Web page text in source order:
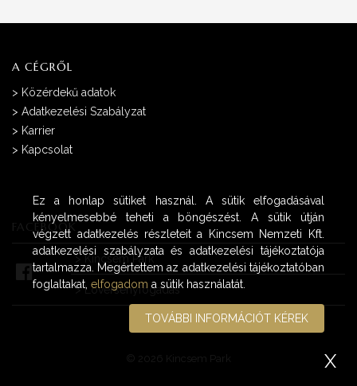
A CÉGRŐL
> Közérdekű adatok
> Adatkezelési Szabályzat
> Karrier
> Kapcsolat
FACEBOOK
>Kincsem Park
>Lóversenyfogadás
© 2026 Kincsem Park
Ez a honlap sütiket használ. A sütik elfogadásával
kényelmesebbé teheti a böngészést. A sütik útján
végzett adatkezelés részleteit a Kincsem Nemzeti Kft.
adatkezelési szabályzata és adatkezelési tájékoztatója
tartalmazza. Megértettem az adatkezelési tájékoztatóban
foglaltakat,elfogadom a sütik használatát.
TOVÁBBI INFORMÁCIÓT KÉREK
X